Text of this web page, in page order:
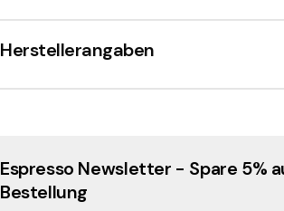
Herstellerangaben
Espresso Newsletter - Spare 5%
Bestellung